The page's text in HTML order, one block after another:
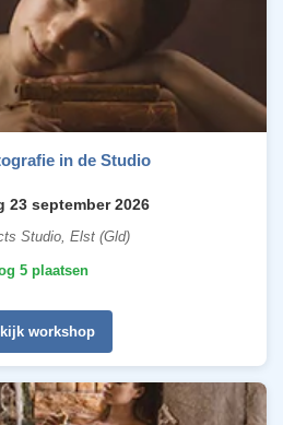
in de Studio
23 september 2026
Studio, Elst (Gld)
5 plaatsen
workshop